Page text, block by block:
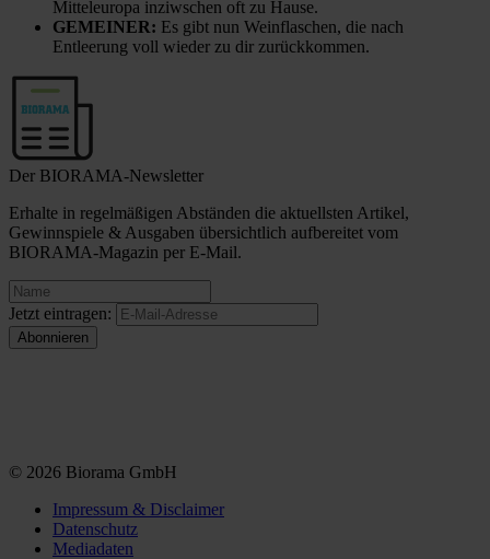
Mitteleuropa inziwschen oft zu Hause.
GEMEINER: Es gibt nun Weinflaschen, die nach
Entleerung voll wieder zu dir zurückkommen.
Der BIORAMA-Newsletter
Erhalte in regelmäßigen Abständen die aktuellsten Artikel,
Gewinnspiele & Ausgaben übersichtlich aufbereitet vom
BIORAMA-Magazin per E-Mail.
Jetzt eintragen:
© 2026 Biorama GmbH
Impressum & Disclaimer
Datenschutz
Mediadaten